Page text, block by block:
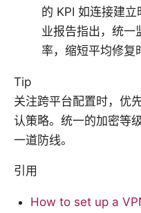
的 KPI 如连接建
业报告指出，统一
率，缩短平均修复
Tip
关注跨平台配置时，优
认策略。统一的加密等
一道防线。
引用
How to set up a